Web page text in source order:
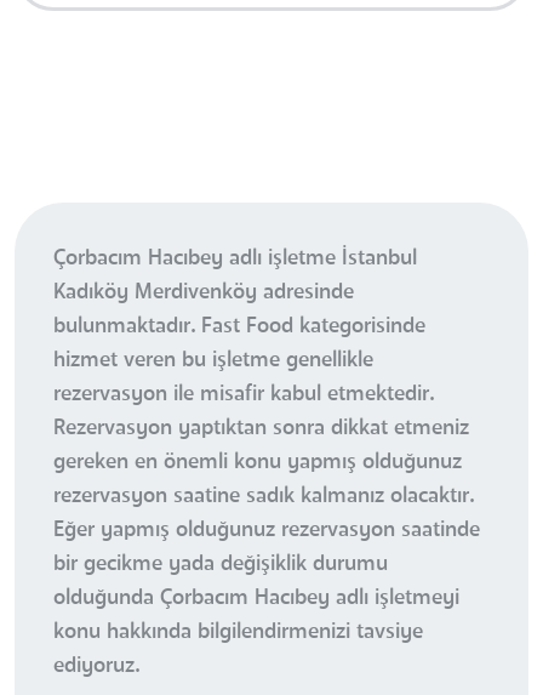
Çorbacım Hacıbey adlı işletme İstanbul
Kadıköy Merdivenköy adresinde
bulunmaktadır. Fast Food kategorisinde
hizmet veren bu işletme genellikle
rezervasyon ile misafir kabul etmektedir.
Rezervasyon yaptıktan sonra dikkat etmeniz
gereken en önemli konu yapmış olduğunuz
rezervasyon saatine sadık kalmanız olacaktır.
Eğer yapmış olduğunuz rezervasyon saatinde
bir gecikme yada değişiklik durumu
olduğunda Çorbacım Hacıbey adlı işletmeyi
konu hakkında bilgilendirmenizi tavsiye
ediyoruz.